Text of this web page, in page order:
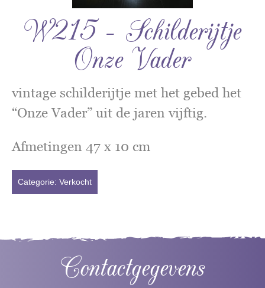
W215 – Schilderijtje
Onze Vader
vintage schilderijtje met het gebed het
“Onze Vader” uit de jaren vijftig.
Afmetingen 47 x 10 cm
Categorie: Verkocht
Contactgegevens